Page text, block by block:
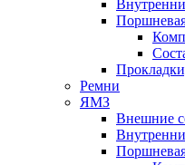
Ремни
ЯМЗ
Внешние